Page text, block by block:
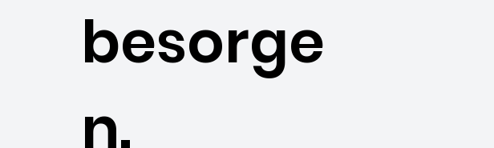
besorge
n.